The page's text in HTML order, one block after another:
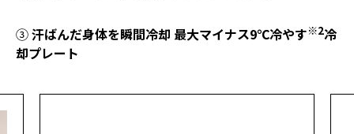
③汗ばんだ身体を瞬間冷却 最大マイナス9℃冷やす※2冷
却プレート